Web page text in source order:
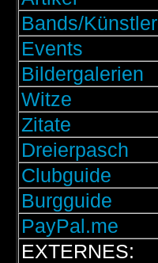
Bands/Künstler
Events
Bildergalerien
Witze
Zitate
Dreierpasch
Clubguide
Burgguide
PayPal.me
EXTERNES: